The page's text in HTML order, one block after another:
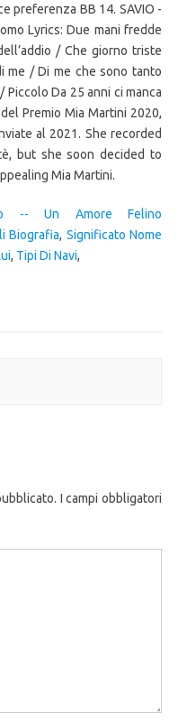
preferenza BB 14. SAVIO -
Lyrics: Due mani fredde
/ Che giorno triste
me / Di me che sono tanto
Da 25 anni ci manca
Premio Mia Martini 2020,
al 2021. She recorded
but she soon decided to
Mia Martini.
-- Un Amore Felino
Biografia, Significato Nome
, Tipi Di Navi,
I campi obbligatori